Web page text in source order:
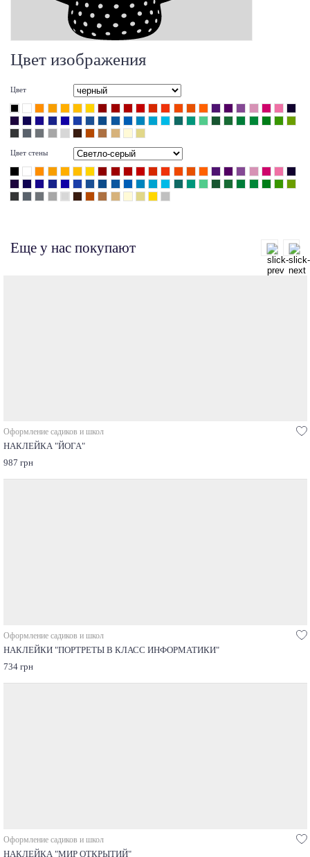
Цвет изображения
Цвет
Цвет стены
Еще у нас покупают
Оформление садиков и школ
НАКЛЕЙКА "ЙОГА"
987 грн
Оформление садиков и школ
НАКЛЕЙКИ "ПОРТРЕТЫ В КЛАСС ИНФОРМАТИКИ"
734 грн
Оформление садиков и школ
НАКЛЕЙКА "МИР ОТКРЫТИЙ"